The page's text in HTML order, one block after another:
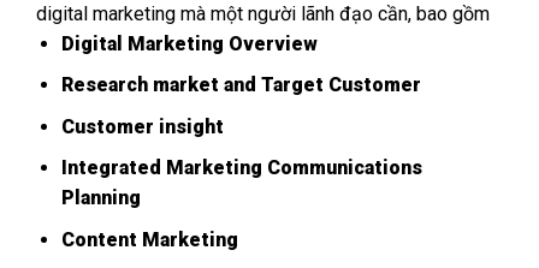
digital marketing mà một người lãnh đạo cần, bao gồm
Digital Marketing Overview
Research market and Target Customer
Customer insight
Integrated Marketing Communications
Planning
Content Marketing